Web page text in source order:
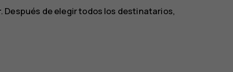
. Después de elegir todos los destinatarios,